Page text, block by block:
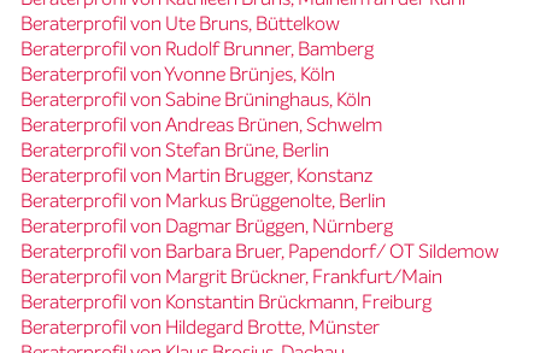
Beraterprofil von Ute Bruns, Büttelkow
Beraterprofil von Rudolf Brunner, Bamberg
Beraterprofil von Yvonne Brünjes, Köln
Beraterprofil von Sabine Brüninghaus, Köln
Beraterprofil von Andreas Brünen, Schwelm
Beraterprofil von Stefan Brüne, Berlin
Beraterprofil von Martin Brugger, Konstanz
Beraterprofil von Markus Brüggenolte, Berlin
Beraterprofil von Dagmar Brüggen, Nürnberg
Beraterprofil von Barbara Bruer, Papendorf/ OT Sildemow
Beraterprofil von Margrit Brückner, Frankfurt/Main
Beraterprofil von Konstantin Brückmann, Freiburg
Beraterprofil von Hildegard Brotte, Münster